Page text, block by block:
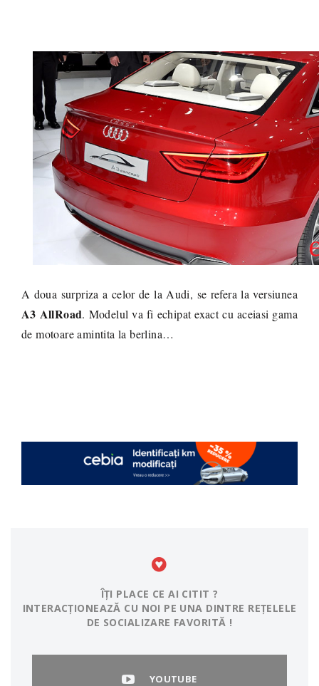
A doua surpriza a celor de la Audi, se refera la versiunea
A3 AllRoad. Modelul va fi echipat exact cu aceiasi gama
de motoare amintita la berlina…
ÎȚI PLACE CE AI CITIT ?
INTERACȚIONEAZĂ CU NOI PE UNA DINTRE REȚELELE
DE SOCIALIZARE FAVORITĂ !
YOUTUBE